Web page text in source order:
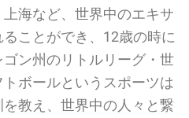
海など、世界中のエキサ
ことができ、12歳の時に
ン州のリトルリーグ・世
ボールというスポーツは
教え、世界中の人々と繋